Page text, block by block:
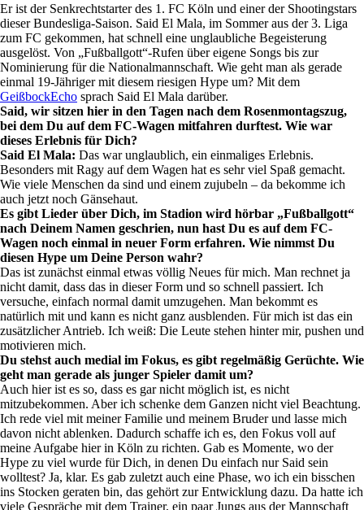
Er ist der Senkrechtstarter des 1. FC Köln und einer der Shootingstars
dieser Bundesliga-Saison. Said El Mala, im Sommer aus der 3. Liga
zum FC gekommen, hat schnell eine unglaubliche Begeisterung
ausgelöst. Von „Fußballgott“-Rufen über eigene Songs bis zur
Nominierung für die Nationalmannschaft. Wie geht man als gerade
einmal 19-Jähriger mit diesem riesigen Hype um? Mit dem
GeißbockEcho sprach Said El Mala darüber.
Said, wir sitzen hier in den Tagen nach dem Rosenmontagszug,
bei dem Du auf dem FC-Wagen mitfahren durftest. Wie war
dieses Erlebnis für Dich?
Said El Mala: Das war unglaublich, ein einmaliges Erlebnis.
Besonders mit Ragy auf dem Wagen hat es sehr viel Spaß gemacht.
Wie viele Menschen da sind und einem zujubeln – da bekomme ich
auch jetzt noch Gänsehaut.
Es gibt Lieder über Dich, im Stadion wird hörbar „Fußballgott“
nach Deinem Namen geschrien, nun hast Du es auf dem FC-
Wagen noch einmal in neuer Form erfahren. Wie nimmst Du
diesen Hype um Deine Person wahr?
Das ist zunächst einmal etwas völlig Neues für mich. Man rechnet ja
nicht damit, dass das in dieser Form und so schnell passiert. Ich
versuche, einfach normal damit umzugehen. Man bekommt es
natürlich mit und kann es nicht ganz ausblenden. Für mich ist das ein
zusätzlicher Antrieb. Ich weiß: Die Leute stehen hinter mir, pushen und
motivieren mich.
Du stehst auch medial im Fokus, es gibt regelmäßig Gerüchte. Wie
geht man gerade als junger Spieler damit um?
Auch hier ist es so, dass es gar nicht möglich ist, es nicht
mitzubekommen. Aber ich schenke dem Ganzen nicht viel Beachtung.
Ich rede viel mit meiner Familie und meinem Bruder und lasse mich
davon nicht ablenken. Dadurch schaffe ich es, den Fokus voll auf
meine Aufgabe hier in Köln zu richten. Gab es Momente, wo der
Hype zu viel wurde für Dich, in denen Du einfach nur Said sein
wolltest? Ja, klar. Es gab zuletzt auch eine Phase, wo ich ein bisschen
ins Stocken geraten bin, das gehört zur Entwicklung dazu. Da hatte ich
viele Gespräche mit dem Trainer, ein paar Jungs aus der Mannschaft